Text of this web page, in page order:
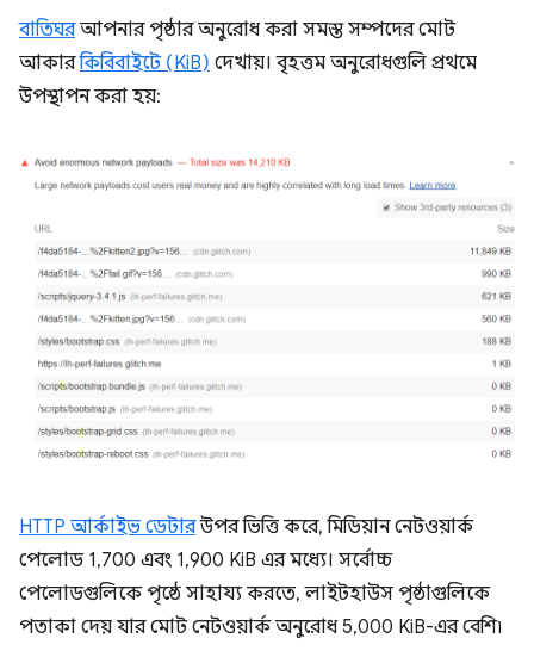
বাতিঘরআপনার পৃষ্ঠার অনুরোধ করা সমস্ত সম্পদের মোট
আকারকিবিবাইটে (KiB) দেখায়। বৃহত্তম অনুরোধগুলি প্রথমে
উপস্থাপন করা হয়:
HTTP আর্কাইভ ডেটারউপর ভিত্তি করে, মিডিয়ান নেটওয়ার্ক
পেলোড 1,700 এবং 1,900 KiB এর মধ্যে। সর্বোচ্চ
পেলোডগুলিকে পৃষ্ঠে সাহায্য করতে, লাইটহাউস পৃষ্ঠাগুলিকে
পতাকা দেয় যার মোট নেটওয়ার্ক অনুরোধ 5,000 KiB-এর বেশি৷